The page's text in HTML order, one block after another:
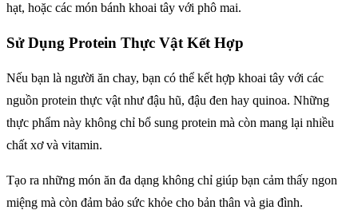
hạt, hoặc các món bánh khoai tây với phô mai.
Sử Dụng Protein Thực Vật Kết Hợp
Nếu bạn là người ăn chay, bạn có thể kết hợp khoai tây với các
nguồn protein thực vật như đậu hũ, đậu đen hay quinoa. Những
thực phẩm này không chỉ bổ sung protein mà còn mang lại nhiều
chất xơ và vitamin.
Tạo ra những món ăn đa dạng không chỉ giúp bạn cảm thấy ngon
miệng mà còn đảm bảo sức khỏe cho bản thân và gia đình.